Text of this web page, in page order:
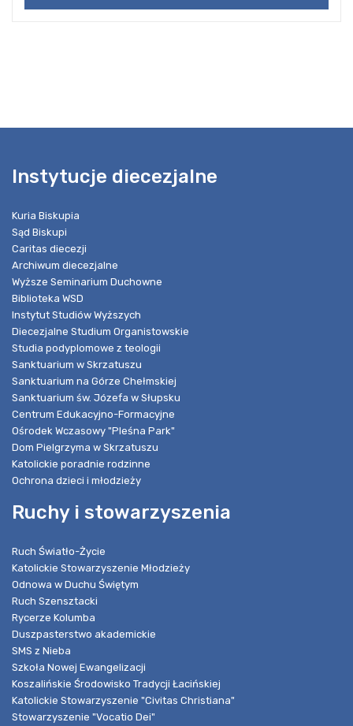
Instytucje diecezjalne
Kuria Biskupia
Sąd Biskupi
Caritas diecezji
Archiwum diecezjalne
Wyższe Seminarium Duchowne
Biblioteka WSD
Instytut Studiów Wyższych
Diecezjalne Studium Organistowskie
Studia podyplomowe z teologii
Sanktuarium w Skrzatuszu
Sanktuarium na Górze Chełmskiej
Sanktuarium św. Józefa w Słupsku
Centrum Edukacyjno-Formacyjne
Ośrodek Wczasowy "Pleśna Park"
Dom Pielgrzyma w Skrzatuszu
Katolickie poradnie rodzinne
Ochrona dzieci i młodzieży
Ruchy i stowarzyszenia
Ruch Światło-Życie
Katolickie Stowarzyszenie Młodzieży
Odnowa w Duchu Świętym
Ruch Szensztacki
Rycerze Kolumba
Duszpasterstwo akademickie
SMS z Nieba
Szkoła Nowej Ewangelizacji
Koszalińskie Środowisko Tradycji Łacińskiej
Katolickie Stowarzyszenie "Civitas Christiana"
Stowarzyszenie "Vocatio Dei"